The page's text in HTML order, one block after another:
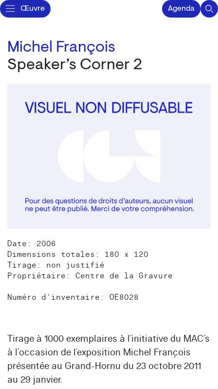
Œuvre Agenda
Michel François
Speaker’s Corner 2
Date: 2006
Dimensions totales: 180 x 120
Tirage: non justifié
Propriétaire: Centre de la Gravure
Numéro d'inventaire: OE8028
Tirage à 1000 exemplaires à l’initiative du MAC’s
à l’occasion de l’exposition Michel François
présentée au Grand-Hornu du 23 octobre 2011
au 29 janvier.